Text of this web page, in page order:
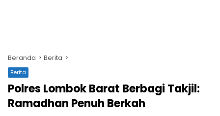
Beranda Berita
Berita
Polres Lombok Barat Berbagi Takjil:
Ramadhan Penuh Berkah